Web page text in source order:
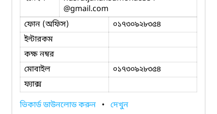
@gmail.com
ফোন (অফিস)
০১৭৩০৯২৮৩৫৪
ইন্টারকম
কক্ষ নম্বর
মোবাইল
০১৭৩০৯২৮৩৫৪
ফ্যাক্স
ভিকার্ড ডাউনলোড করুন • দেখুন